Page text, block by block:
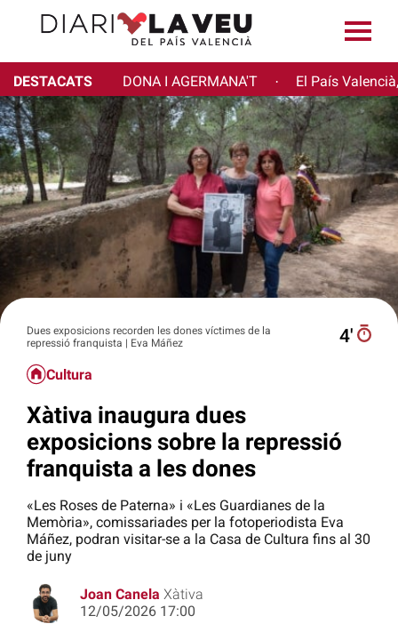
DESTACATS DONA I AGERMANA'T · El País
Dues exposicions recorden les dones víctimes de la
repressió franquista | Eva Máñez
4′
Cultura
Xàtiva inaugura dues
exposicions sobre la repressió
franquista a les dones
«Les Roses de Paterna» i «Les Guardianes de la
Memòria», comissariades per la fotoperiodista Eva
Máñez, podran visitar-se a la Casa de Cultura fins al 30
de juny
Joan Canela Xàtiva
12/05/2026 17:00